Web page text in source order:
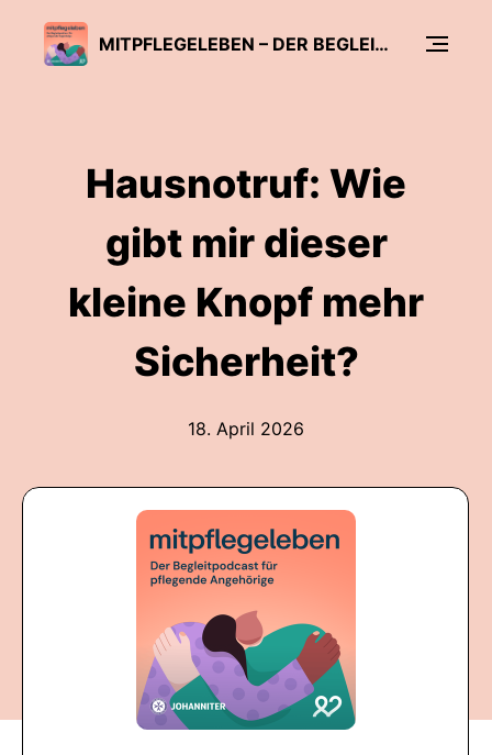
MITPFLEGELEBEN – DER BEGLEITPODCAST FÜR PFLEGENDE ANGEHÖRIGE
Hausnotruf: Wie
gibt mir dieser
kleine Knopf mehr
Sicherheit?
18. April 2026